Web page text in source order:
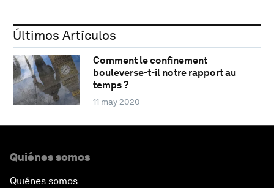
Últimos Artículos
Comment le confinement
bouleverse-t-il notre rapport au
temps ?
11 may 2020
Quiénes somos
Quiénes somos